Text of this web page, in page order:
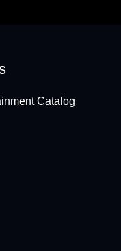
Catalog